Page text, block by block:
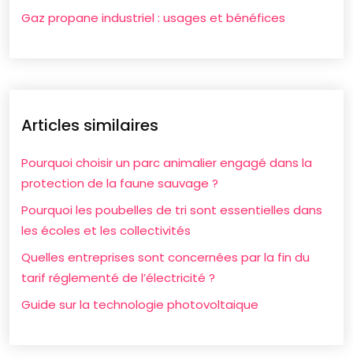
Gaz propane industriel : usages et bénéfices
Articles similaires
Pourquoi choisir un parc animalier engagé dans la
protection de la faune sauvage ?
Pourquoi les poubelles de tri sont essentielles dans
les écoles et les collectivités
Quelles entreprises sont concernées par la fin du
tarif réglementé de l’électricité ?
Guide sur la technologie photovoltaique